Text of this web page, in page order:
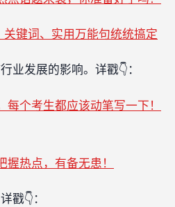
关键词、实用万能句统统搞定
业发展的影响。详戳👇：
个考生都应该动笔写一下！
热点，有备无患！
戳👇：